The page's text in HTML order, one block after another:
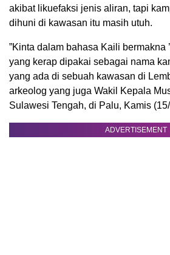
akibat likuefaksi jenis aliran, tapi
dihuni di kawasan itu masih utuh.
”Kinta dalam bahasa Kaili bermakna
yang kerap dipakai sebagai nama
yang ada di sebuah kawasan di
arkeolog yang juga Wakil Kepala
Sulawesi Tengah, di Palu, Kamis
ADVERTISEMENT